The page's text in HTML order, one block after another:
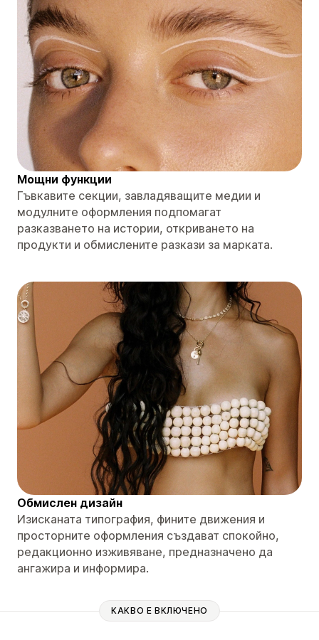
Мощни функции
Гъвкавите секции, завладяващите медии и
модулните оформления подпомагат
разказването на истории, откриването на
продукти и обмислените разкази за марката.
Обмислен дизайн
Изисканата типография, фините движения и
просторните оформления създават спокойно,
редакционно изживяване, предназначено да
ангажира и информира.
КАКВО Е ВКЛЮЧЕНО